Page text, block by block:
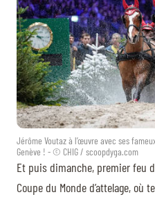
Jérôme Voutaz à l’œuvre avec ses
Genève ! - © CHIG / scoopdyga.com
Et puis dimanche, premier feu
Coupe du Monde d’attelage,